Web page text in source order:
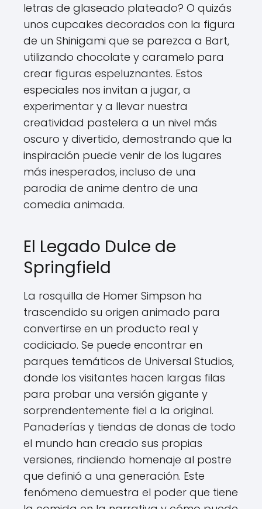
letras de glaseado plateado? O quizás
unos cupcakes decorados con la figura
de un Shinigami que se parezca a Bart,
utilizando chocolate y caramelo para
crear figuras espeluznantes. Estos
especiales nos invitan a jugar, a
experimentar y a llevar nuestra
creatividad pastelera a un nivel más
oscuro y divertido, demostrando que la
inspiración puede venir de los lugares
más inesperados, incluso de una
parodia de anime dentro de una
comedia animada.
El Legado Dulce de
Springfield
La rosquilla de Homer Simpson ha
trascendido su origen animado para
convertirse en un producto real y
codiciado. Se puede encontrar en
parques temáticos de Universal Studios,
donde los visitantes hacen largas filas
para probar una versión gigante y
sorprendentemente fiel a la original.
Panaderías y tiendas de donas de todo
el mundo han creado sus propias
versiones, rindiendo homenaje al postre
que definió a una generación. Este
fenómeno demuestra el poder que tiene